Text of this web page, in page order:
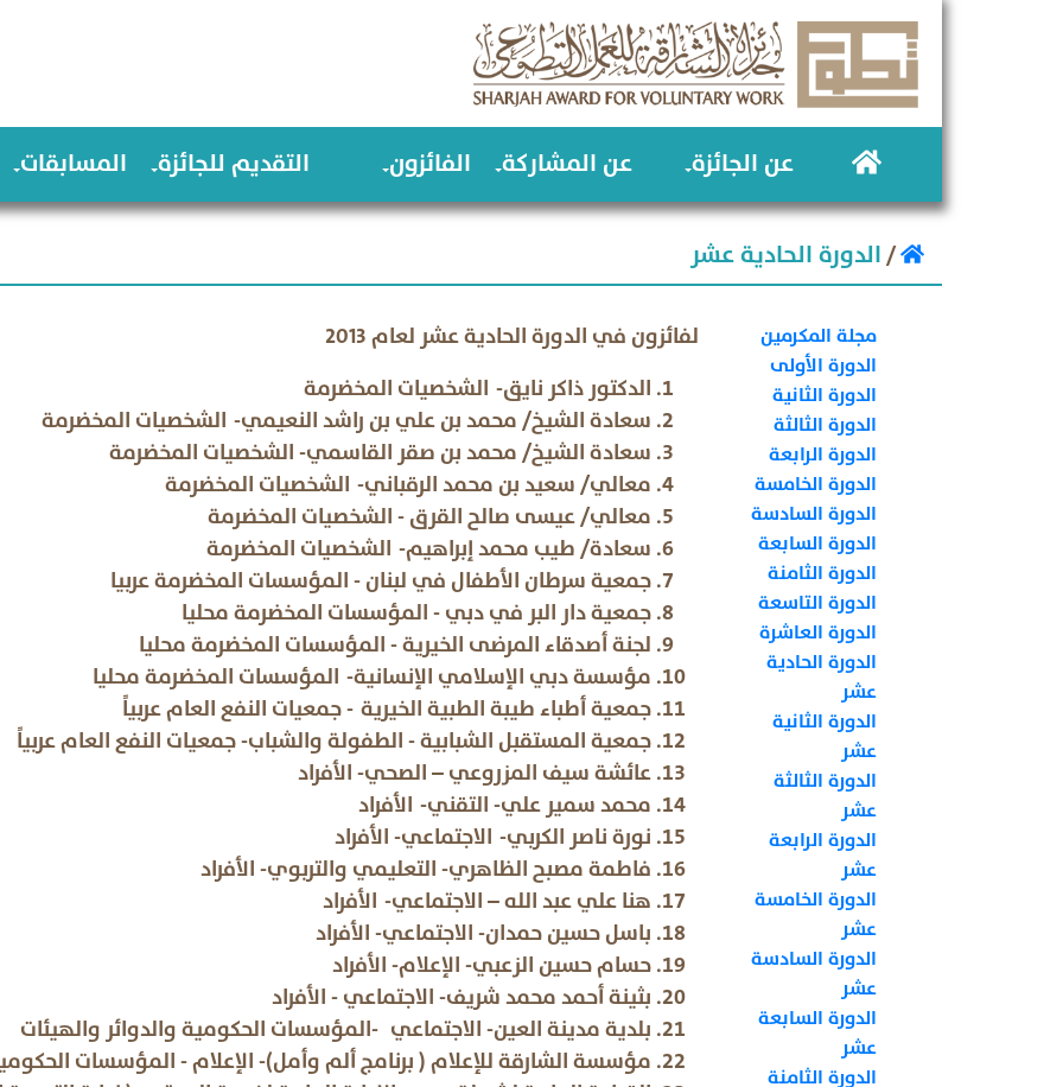
عن الجائزة عن المشاركة الفائزون التقديم للجائزة المسابقات
/الدورة الحادية عشر
مجلة المكرمين
الدورة الأولى
الدورة الثانية
الدورة الثالثة
الدورة الرابعة
الدورة الخامسة
الدورة السادسة
الدورة السابعة
الدورة الثامنة
الدورة التاسعة
الدورة العاشرة
الدورة الحادية
عشر
الدورة الثانية
عشر
الدورة الثالثة
عشر
الدورة الرابعة
عشر
الدورة الخامسة
عشر
الدورة السادسة
عشر
الدورة السابعة
عشر
الدورة الثامنة
لفائزون في الدورة الحادية عشر لعام 2013
الدكتور ذاكر نايق- الشخصيات المخضرمة
سعادة الشيخ/ محمد بن علي بن راشد النعيمي- الشخصيات المخضرمة
سعادة الشيخ/ محمد بن صقر القاسمي- الشخصيات المخضرمة
معالي/ سعيد بن محمد الرقباني- الشخصيات المخضرمة
معالي/ عيسى صالح القرق - الشخصيات المخضرمة
سعادة/ طيب محمد إبراهيم- الشخصيات المخضرمة
جمعية سرطان الأطفال في لبنان - المؤسسات المخضرمة عربيا
جمعية دار البر في دبي - المؤسسات المخضرمة محليا
لجنة أصدقاء المرضى الخيرية - المؤسسات المخضرمة محليا
مؤسسة دبي الإسلامي الإنسانية- المؤسسات المخضرمة محليا
جمعية أطباء طيبة الطبية الخيرية - جمعيات النفع العام عربياً
جمعية المستقبل الشبابية - الطفولة والشباب- جمعيات النفع
عائشة سيف المزروعي – الصحي- الأفراد
محمد سمير علي- التقني- الأفراد
نورة ناصر الكربي- الاجتماعي- الأفراد
فاطمة مصبح الظاهري- التعليمي والتربوي- الأفراد
هنا علي عبد الله – الاجتماعي- الأفراد
باسل حسين حمدان- الاجتماعي- الأفراد
حسام حسين الزعبي- الإعلام- الأفراد
بثينة أحمد محمد شريف- الاجتماعي - الأفراد
بلدية مدينة العين- الاجتماعي -المؤسسات الحكومية والدوائر والهيئات
مؤسسة الشارقة للإعلام ( برنامج ألم وأمل)- الإعلام - المؤسسات